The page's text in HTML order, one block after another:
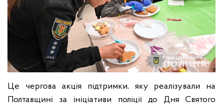
Це чергова акція підтримки, яку реалізували на
Полтавщині за ініціативи поліції до Дня Cвятого